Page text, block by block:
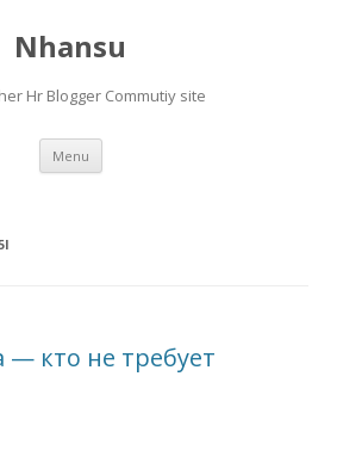
Nhansu
Hr Blogger Commutiy site
Menu Skip to content
кто не требует